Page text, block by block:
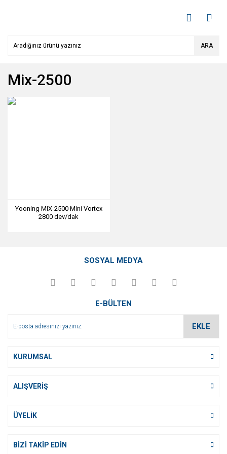
ARA
Mix-2500
Yooning MIX-2500 Mini Vortex
2800 dev/dak
SOSYAL MEDYA
E-BÜLTEN
EKLE
KURUMSAL
ALIŞVERİŞ
ÜYELİK
BİZİ TAKİP EDİN